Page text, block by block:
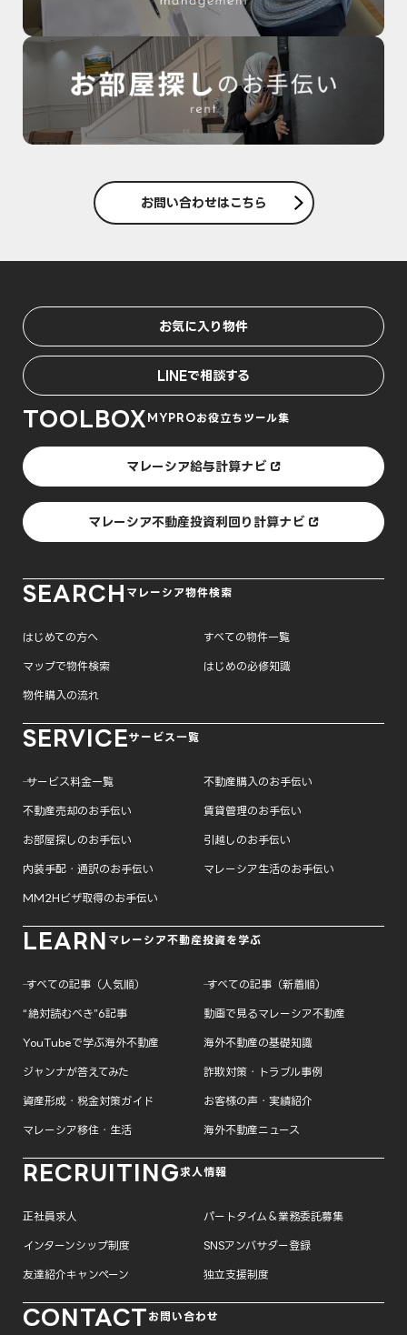
お問い合わせはこちら
お気に入り物件
LINEで相談する
MYPROお役立ちツール集
TOOLBOX
マレーシア給与計算ナビ
マレーシア不動産投資利回り計算ナビ
マレーシア物件検索
SEARCH
はじめての方へ すべての物件一覧
マップで物件検索 はじめの必修知識
物件購入の流れ
サービス一覧
SERVICE
─ サービス料金一覧 不動産購入のお手伝い
不動産売却のお手伝い 賃貸管理のお手伝い
お部屋探しのお手伝い 引越しのお手伝い
内装手配・通訳のお手伝い マレーシア生活のお手伝い
MM2Hビザ取得のお手伝い
マレーシア不動産投資を学ぶ
LEARN
─ すべての記事（人気順） ─ すべての記事（新着順）
“絶対読むべき”6記事 動画で見るマレーシア不動産
YouTubeで学ぶ海外不動産 海外不動産の基礎知識
ジャンナが答えてみた 詐欺対策・トラブル事例
資産形成・税金対策ガイド お客様の声・実績紹介
マレーシア移住・生活 海外不動産ニュース
求人情報
RECRUITING
正社員求人 パートタイム＆業務委託募集
インターンシップ制度 SNSアンバサダー登録
友達紹介キャンペーン 独立支援制度
お問い合わせ
CONTACT